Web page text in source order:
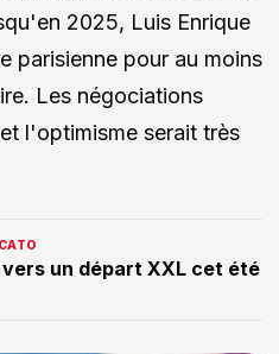
2025, Luis Enrique
parisienne pour au moins
Les négociations
l'optimisme serait très
vers un départ XXL cet été